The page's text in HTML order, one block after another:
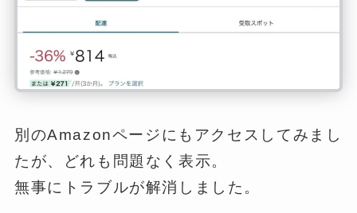
別のAmazonページにもアクセスしてみまし
たが、どれも問題なく表示。
無事にトラブルが解消しました。